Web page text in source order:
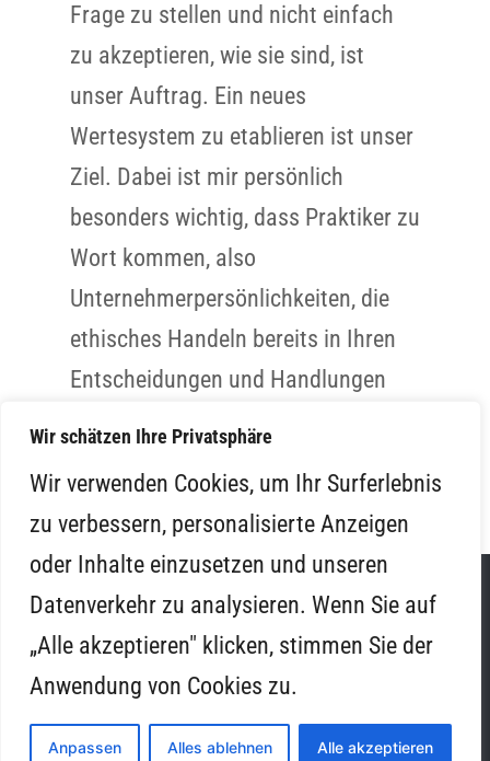
Wir schätzen Ihre Privatsphäre
Wir verwenden Cookies, um Ihr Surferlebnis
zu verbessern, personalisierte Anzeigen
oder Inhalte einzusetzen und unseren
Datenverkehr zu analysieren. Wenn Sie auf
„Alle akzeptieren" klicken, stimmen Sie der
Anwendung von Cookies zu.
Anpassen Alles ablehnen Alle akzeptieren
Frage zu stellen und nicht einfach
zu akzeptieren, wie sie sind, ist
unser Auftrag. Ein neues
Wertesystem zu etablieren ist unser
Ziel. Dabei ist mir persönlich
besonders wichtig, dass Praktiker zu
Wort kommen, also
Unternehmerpersönlichkeiten, die
ethisches Handeln bereits in Ihren
Entscheidungen und Handlungen
Forum Obermayerhofen
Schloss Obermayerhofen, Neustift 1-3, A-8272